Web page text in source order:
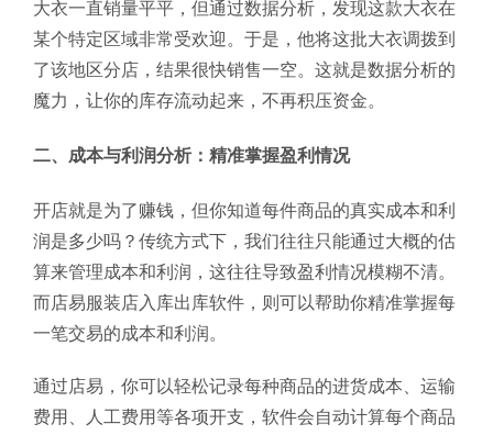
大衣一直销量平平，但通过数据分析，发现这款大衣在
某个特定区域非常受欢迎。于是，他将这批大衣调拨到
了该地区分店，结果很快销售一空。这就是数据分析的
魔力，让你的库存流动起来，不再积压资金。
二、成本与利润分析：精准掌握盈利情况
开店就是为了赚钱，但你知道每件商品的真实成本和利
润是多少吗？传统方式下，我们往往只能通过大概的估
算来管理成本和利润，这往往导致盈利情况模糊不清。
而店易服装店入库出库软件，则可以帮助你精准掌握每
一笔交易的成本和利润。
通过店易，你可以轻松记录每种商品的进货成本、运输
费用、人工费用等各项开支，软件会自动计算每个商品